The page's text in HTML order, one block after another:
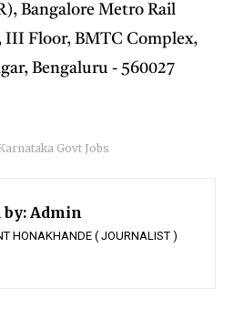
Bangalore Metro Rail
Floor, BMTC Complex,
Bengaluru - 560027
Govt Jobs
by: Admin
HONAKHANDE ( JOURNALIST )